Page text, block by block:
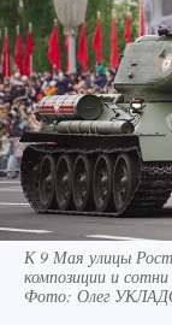
К 9 Мая улицы
композиции и сотни
Фото: Олег